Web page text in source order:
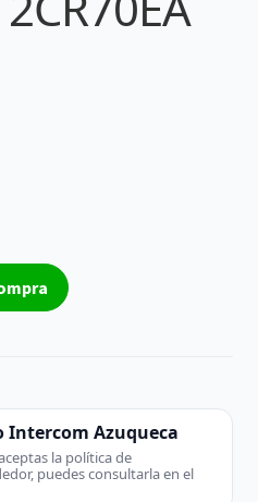
Intercom Azuqueca
la política de
puedes consultarla en el